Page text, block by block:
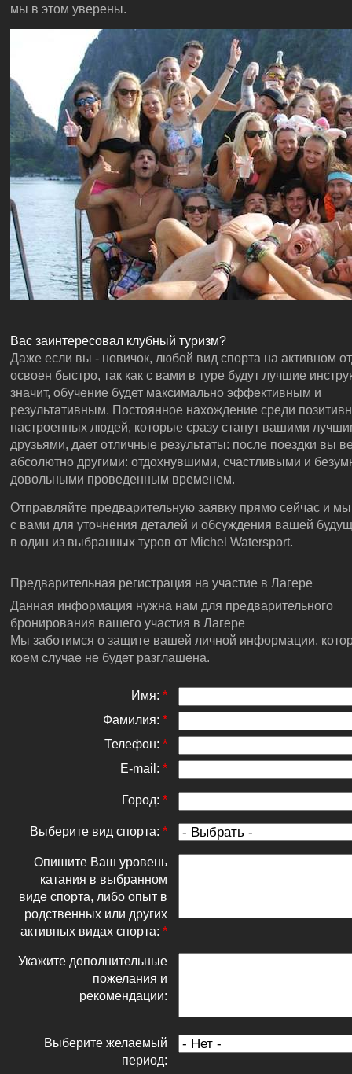
мы в этом уверены.
Вас заинтересовал клубный туризм?
Даже если вы - новичок, любой вид спорта на активном
освоен быстро, так как с вами в туре будут лучшие
значит, обучение будет максимально эффективным и
результативным. Постоянное нахождение среди
настроенных людей, которые сразу станут вашими
друзьями, дает отличные результаты: после поездки вы
абсолютно другими: отдохнувшими, счастливыми и
довольными проведенным временем.
Отправляйте предварительную заявку прямо сейчас и
с вами для уточнения деталей и обсуждения вашей
в один из выбранных туров от Michel Watersport.
Предварительная регистрация на участие в Лагере
Данная информация нужна нам для предварительного
бронирования вашего участия в Лагере
Мы заботимся о защите вашей личной информации,
коем случае не будет разглашена.
Имя: *
Фамилия: *
Телефон: *
E-mail: *
Город: *
Выберите вид спорта: *
Опишите Ваш уровень
катания в выбранном
виде спорта, либо опыт в
родственных или других
активных видах спорта: *
Укажите дополнительные
пожелания и
рекомендации:
Выберите желаемый
период: